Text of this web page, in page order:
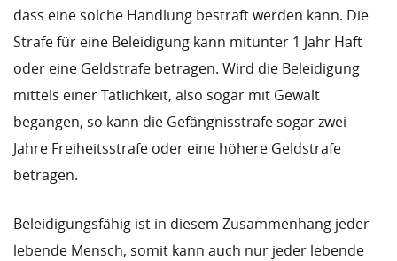
dass eine solche Handlung bestraft werden kann. Die
Strafe für eine Beleidigung kann mitunter 1 Jahr Haft
oder eine Geldstrafe betragen. Wird die Beleidigung
mittels einer Tätlichkeit, also sogar mit Gewalt
begangen, so kann die Gefängnisstrafe sogar zwei
Jahre Freiheitsstrafe oder eine höhere Geldstrafe
betragen.
Beleidigungsfähig ist in diesem Zusammenhang jeder
lebende Mensch, somit kann auch nur jeder lebende